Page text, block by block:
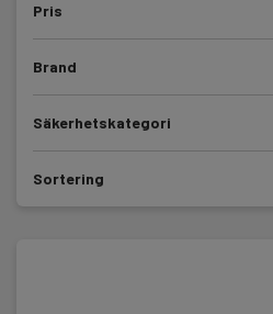
Pris
Brand
Säkerhetskategori
Sortering